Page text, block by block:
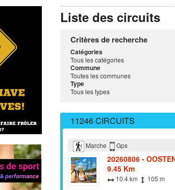
Liste des circuits
Critères de recherche
Catégories
Tous les catégories
Commune
Toutes les communes
Type
Tous les types
11246 CIRCUITS
Marche Gps
20260806 -
9.45 Km
10.4 km 105 m